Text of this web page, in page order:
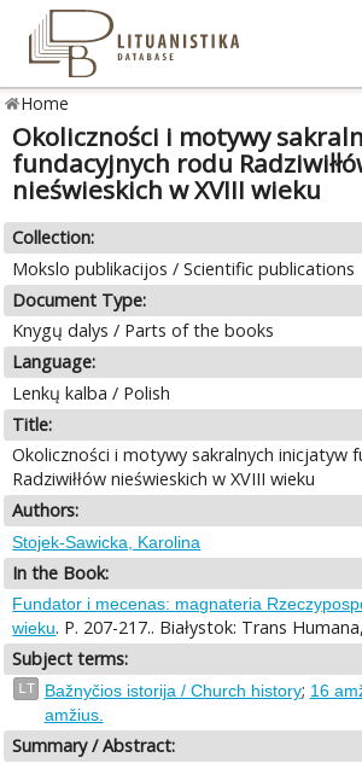
Home
Okoliczności i motywy
fundacyjnych rodu
nieświeskich w XVIII wieku
Collection:
Mokslo publikacijos / Scientific publications
Document Type:
Knygų dalys / Parts of the books
Language:
Lenkų kalba / Polish
Title:
Okoliczności i motywy sakralnych inicjatyw
Radziwiłłów nieświeskich w XVIII wieku
Authors:
Stojek-Sawicka, Karolina
In the Book:
Fundator i mecenas: magnateria
wieku. P. 207-217.. Białystok: Trans
Subject terms:
LT Bažnyčios istorija / Church history; 16
amžius.
Summary / Abstract: